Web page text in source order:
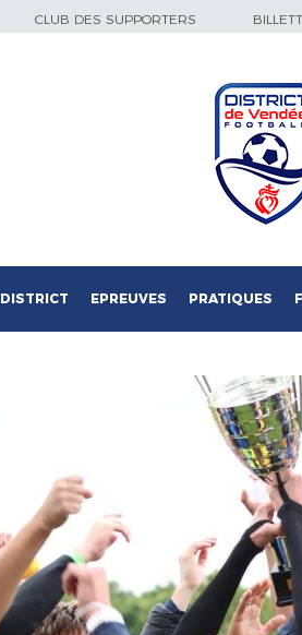
CLUB DES SUPPORTERS
DISTRICT EPREUVES PRATIQUES